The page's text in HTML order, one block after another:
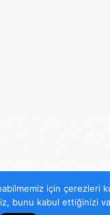
için çerezleri
bunu kabul ettiğinizi